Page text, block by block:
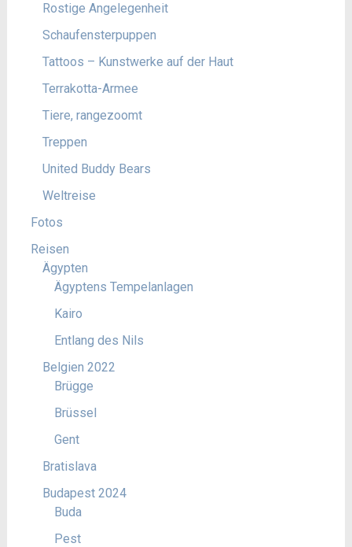
Rostige Angelegenheit
Schaufensterpuppen
Tattoos – Kunstwerke auf der Haut
Terrakotta-Armee
Tiere, rangezoomt
Treppen
United Buddy Bears
Weltreise
Fotos
Reisen
Ägypten
Ägyptens Tempelanlagen
Kairo
Entlang des Nils
Belgien 2022
Brügge
Brüssel
Gent
Bratislava
Budapest 2024
Buda
Pest